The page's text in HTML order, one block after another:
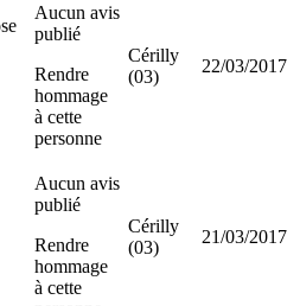
Aucun avis
publié
Rendre
hommage
à cette
personne
Cérilly
(03)
22/03/2017
Aucun avis
publié
Rendre
hommage
à cette
Cérilly
(03)
21/03/2017